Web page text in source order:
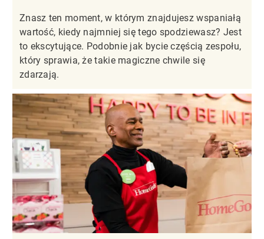
Znasz ten moment, w którym znajdujesz wspaniałą
wartość, kiedy najmniej się tego spodziewasz? Jest
to ekscytujące. Podobnie jak bycie częścią zespołu,
który sprawia, że takie magiczne chwile się
zdarzają.